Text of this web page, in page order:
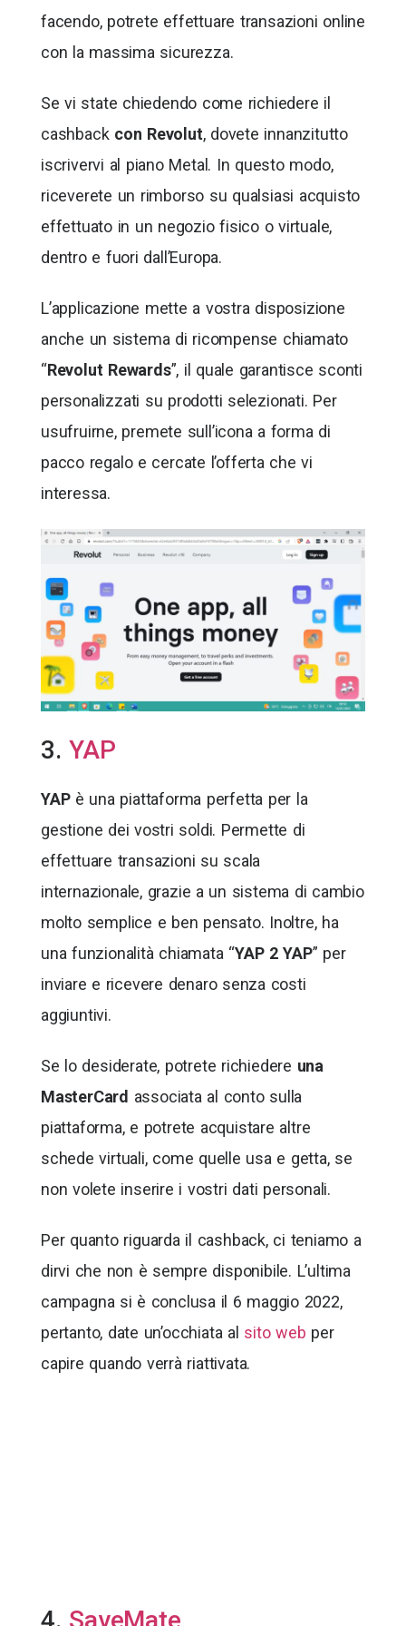
facendo, potrete effettuare transazioni online
con la massima sicurezza.
Se vi state chiedendo come richiedere il
cashback con Revolut, dovete innanzitutto
iscrivervi al piano Metal. In questo modo,
riceverete un rimborso su qualsiasi acquisto
effettuato in un negozio fisico o virtuale,
dentro e fuori dall’Europa.
L’applicazione mette a vostra disposizione
anche un sistema di ricompense chiamato
“Revolut Rewards”, il quale garantisce sconti
personalizzati su prodotti selezionati. Per
usufruirne, premete sull’icona a forma di
pacco regalo e cercate l’offerta che vi
interessa.
3.YAP
YAPè una piattaforma perfetta per la
gestione dei vostri soldi. Permette di
effettuare transazioni su scala
internazionale, grazie a un sistema di cambio
molto semplice e ben pensato. Inoltre, ha
una funzionalità chiamata “YAP 2 YAP” per
inviare e ricevere denaro senza costi
aggiuntivi.
Se lo desiderate, potrete richiedere una
MasterCard associata al conto sulla
piattaforma, e potrete acquistare altre
schede virtuali, come quelle usa e getta, se
non volete inserire i vostri dati personali.
Per quanto riguarda il cashback, ci teniamo a
dirvi che non è sempre disponibile. L’ultima
campagna si è conclusa il 6 maggio 2022,
pertanto, date un’occhiata al sito web per
capire quando verrà riattivata.